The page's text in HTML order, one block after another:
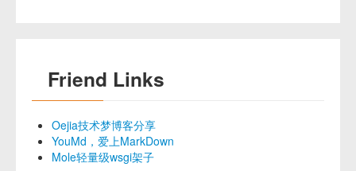
Friend Links
Oejia技术梦博客分享
YouMd，爱上MarkDown
Mole轻量级wsgi架子